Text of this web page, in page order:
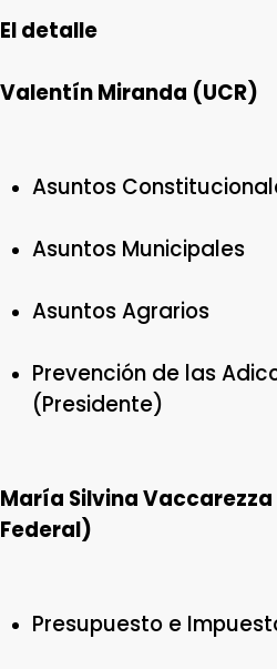
El detalle
Valentín Miranda (UCR)
Asuntos
Asuntos Municipales
Asuntos Agrarios
Prevención de las
(Presidente)
María Silvina Vaccarezza
Federal)
Presupuesto e